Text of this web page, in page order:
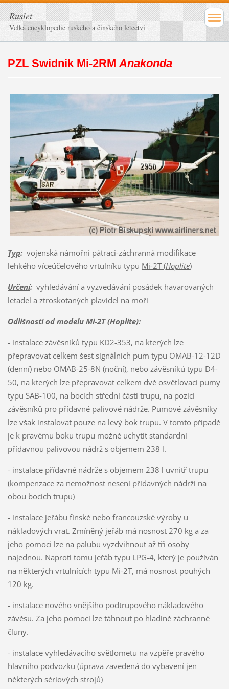
Ruslet
Velká encyklopedie ruského a čínského letectví
PZL Swidnik Mi-2RM Anakonda
Typ:vojenská námořní pátrací-záchranná modifikace
lehkého víceúčelového vrtulníku typu Mi-2T (Hoplite)
Určení:vyhledávání a vyzvedávání posádek havarovaných
letadel a ztroskotaných plavidel na moři
Odlišnosti od modelu Mi-2T (Hoplite):
- instalace závěsníků typu KD2-353, na kterých lze
přepravovat celkem šest signálních pum typu OMAB-12-12D
(denní) nebo OMAB-25-8N (noční), nebo závěsníků typu D4-
50, na kterých lze přepravovat celkem dvě osvětlovací pumy
typu SAB-100, na bocích střední části trupu, na pozici
závěsníků pro přídavné palivové nádrže. Pumové závěsníky
lze však instalovat pouze na levý bok trupu. V tomto případě
je k pravému boku trupu možné uchytit standardní
přídavnou palivovou nádrž s objemem 238 l.
- instalace přídavné nádrže s objemem 238 l uvnitř trupu
(kompenzace za nemožnost nesení přídavných nádrží na
obou bocích trupu)
- instalace jeřábu finské nebo francouzské výroby u
nákladových vrat. Zmíněný jeřáb má nosnost 270 kg a za
jeho pomoci lze na palubu vyzdvihnout až tři osoby
najednou. Naproti tomu jeřáb typu LPG-4, který je používán
na některých vrtulnících typu Mi-2T, má nosnost pouhých
120 kg.
- instalace nového vnějšího podtrupového nákladového
závěsu. Za jeho pomoci lze táhnout po hladině záchranné
čluny.
- instalace vyhledávacího světlometu na vzpěře pravého
hlavního podvozku (úprava zavedená do vybavení jen
některých sériových strojů)